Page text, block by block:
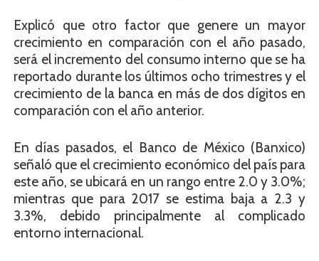
Explicó que otro factor que genere un mayor
crecimiento en comparación con el año pasado,
será el incremento del consumo interno que se ha
reportado durante los últimos ocho trimestres y el
crecimiento de la banca en más de dos dígitos en
comparación con el año anterior.
En días pasados, el Banco de México (Banxico)
señaló que el crecimiento económico del país para
este año, se ubicará en un rango entre 2.0 y 3.0%;
mientras que para 2017 se estima baja a 2.3 y
3.3%, debido principalmente al complicado
entorno internacional.